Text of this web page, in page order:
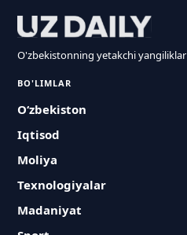
O'zbekistonning yetakchi
BO'LIMLAR
O‘zbekiston
Iqtisod
Moliya
Texnologiyalar
Madaniyat